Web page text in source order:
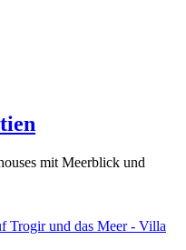
mit Meerblick und